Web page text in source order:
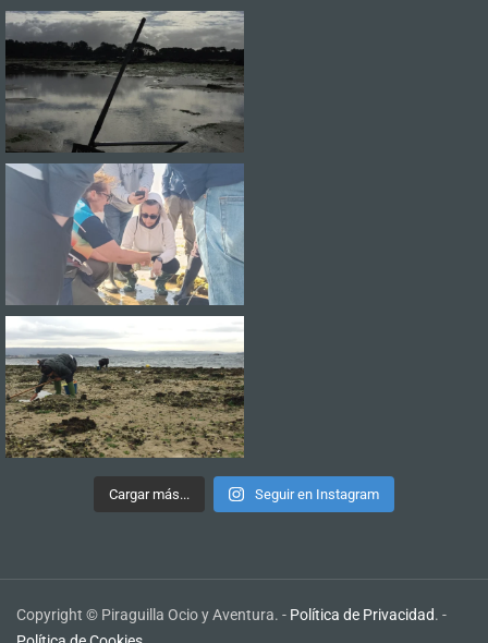
Cargar más... Seguir en Instagram
Copyright © Piraguilla Ocio y Aventura. - Política de Privacidad. -